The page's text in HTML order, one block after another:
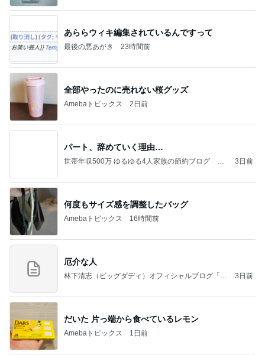
あららウィキ編集されているんですって
最後の悪あがき 23時間前
全部やったのに売れない桜グッズ
Amebaトピックス 2日前
パート、辞めていく理由…
世帯年収500万 ゆるゆる4人家族の節約ブログ 〜
3日前
何度もサイズ感を調整したバッグ
Amebaトピックス 16時間前
厄介な人
林下清志（ビッグダディ）オフィシャルブログ「俺
3日前
だいた 片っ端から食べているレモン
Amebaトピックス 1日前